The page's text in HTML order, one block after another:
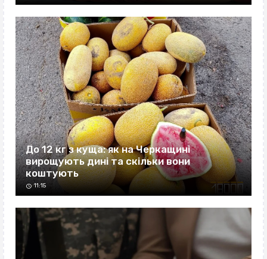
До 12 кг з куща: як на Черкащині
вирощують дині та скільки вони
коштують
11:15